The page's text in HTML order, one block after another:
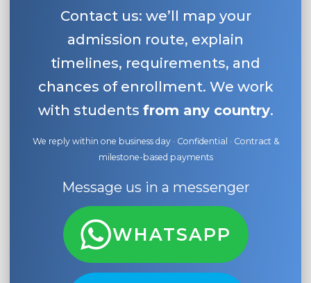
Contact us: we’ll map your
admission route, explain
timelines, requirements, and
chances of enrollment. We work
with students from any country.
We reply within one business day · Confidential · Contract &
milestone-based payments
Message us in a messenger
WHATSAPP